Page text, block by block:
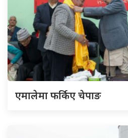
एमालेमा फर्किए चेपाङ